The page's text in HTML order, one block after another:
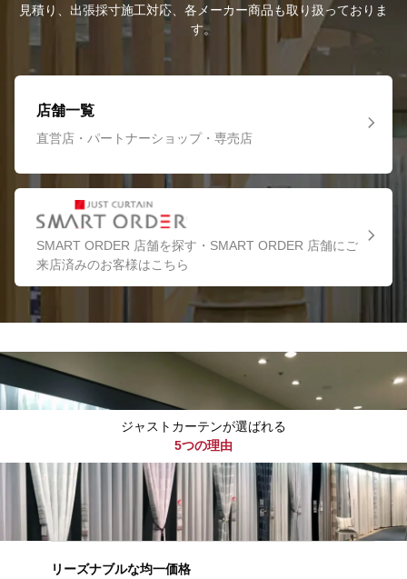
見積り、出張採寸施工対応、各メーカー商品も取り扱っておりま
す。
店舗一覧
直営店・パートナーショップ・専売店
SMART ORDER 店舗を探す・SMART ORDER 店舗にご
来店済みのお客様はこちら
ジャストカーテンが選ばれる
5つの理由
リーズナブルな均一価格